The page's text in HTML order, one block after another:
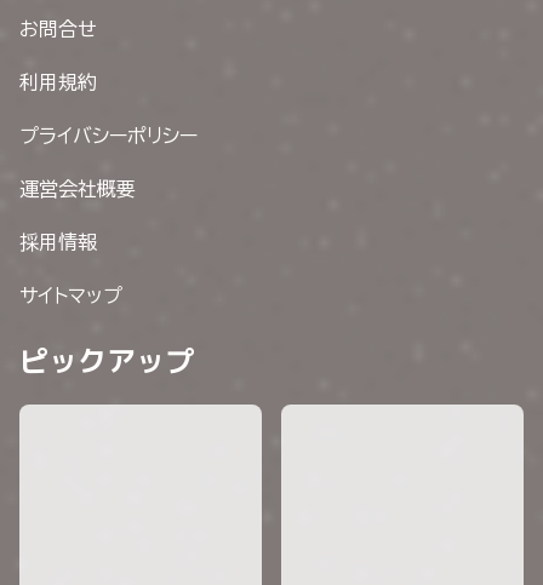
お問合せ
利用規約
プライバシーポリシー
運営会社概要
採用情報
サイトマップ
ピックアップ